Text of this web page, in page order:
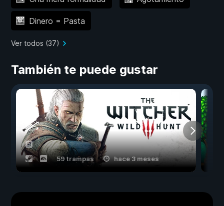
Dinero = Pasta
Ver todos (37)
También te puede gustar
59 trampas hace 3 meses